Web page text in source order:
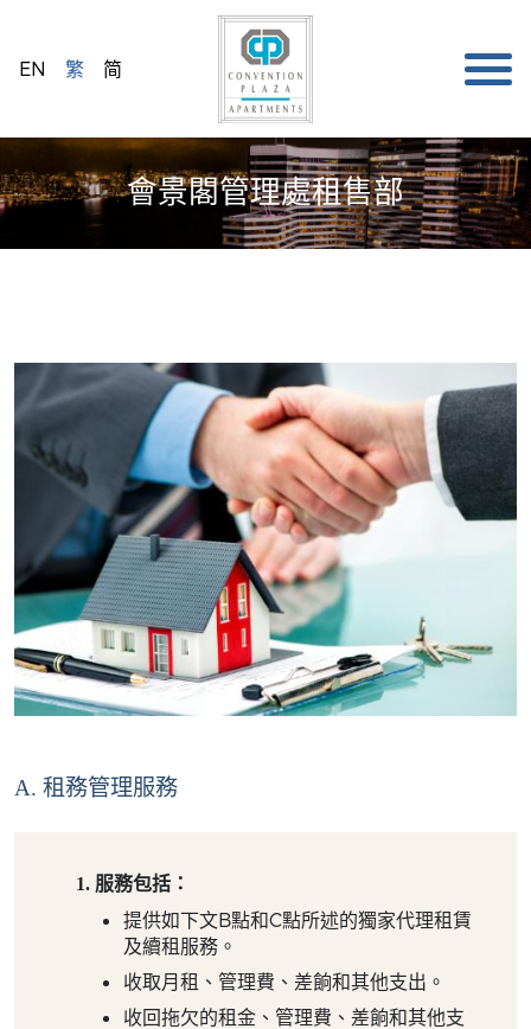
EN 繁 简
會景閣管理處租售部
A. 租務管理服務
服務包括：
提供如下文B點和C點所述的獨家代理租賃
及續租服務。
收取月租、管理費、差餉和其他支出。
收回拖欠的租金、管理費、差餉和其他支